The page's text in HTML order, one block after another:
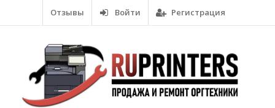
Отзывы Войти Регистрация